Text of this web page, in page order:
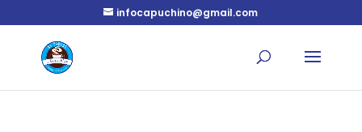
infocapuchino@gmail.com